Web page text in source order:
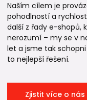
Naším cílem je
pohodlností a
další z řady e-shopů,
nerozumí – my se v
let a jsme tak
to nejlepší řešení.
Zjistit více o nás